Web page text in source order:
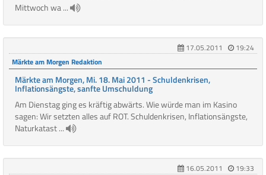
Mittwoch wa ...
17.05.2011
19:24
Märkte am Morgen Redaktion
Märkte am Morgen, Mi. 18. Mai 2011 - Schuldenkrisen,
Inflationsängste, sanfte Umschuldung
Am Dienstag ging es kräftig abwärts. Wie würde man im Kasino
sagen: Wir setzten alles auf ROT. Schuldenkrisen, Inflationsängste,
Naturkatast ...
16.05.2011
19:33